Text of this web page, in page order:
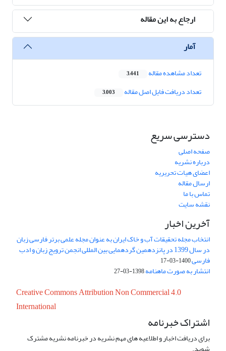
ارجاع به این مقاله
آمار
تعداد مشاهده مقاله 3,441
تعداد دریافت فایل اصل مقاله 3,003
دسترسی سریع
صفحه اصلی
درباره نشریه
اعضای هیات تحریریه
ارسال مقاله
تماس با ما
نقشه سایت
آخرین اخبار
انتخاب مجله تحقیقات آب و خاک ایران به عنوان مجله علمی برتر فارسی زبان
در سال 1399 در پانزدهمین گردهمایی بین المللی انجمن ترویج زبان و ادب
فارسی1400-03-17
انتشار به صورت ماهنامه1398-03-27
Creative Commons Attribution Non Commercial 4.0
International
اشتراک خبرنامه
برای دریافت اخبار و اطلاعیه های مهم نشریه در خبرنامه نشریه مشترک